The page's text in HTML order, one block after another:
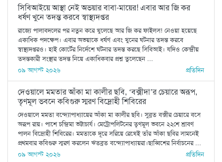
সিবিআইয়ে আস্থা নেই অভয়ার বাবা-মায়ের! এবার আর জি কর
ধর্ষণ খুনে তদন্ত করবে স্বাস্থ্যদপ্তর
রাজ্যে পালাবদলের পর নতুন করে খুলেছে আর জি কর ফাইলস! নেওয়া হয়েছে
একাধিক পদক্ষেপ। এবার অভয়াকে ধর্ষণ এবং খুনের ঘটনার তদন্ত করবে
স্বাস্থ্যদপ্তরও। হাই কোর্টের নির্দেশে ঘটনার তদন্ত করছে সিবিআই। যদিও কেন্দ্রীয়
তদন্তকারী সংস্থার তদন্ত নিয়ে একাধিকবার প্রশ্ন তুলেছেন ...
০৯ আগস্ট ২০২৬
প্রতিদিন
দেওয়ালে মমতার আঁকা মা কালীর ছবি, ‘বক্সীদা’র চেয়ারে অরূপ,
তৃণমূল ভবনে কবিগুরু স্মরণ বিদ্রোহী শিবিরের
দেওয়ালে মমতা বন্দ্যোপাধ্যায়ের আঁকা মা কালীর ছবি। সুব্রত বক্সীর চেয়ারে বসে
অরূপ রায়। পাশে চন্দ্রিমা ভট্টাচার্য। মেট্রোপলিটনের তৃণমূল ভবনে ২২শে শ্রাবণ
পালন বিদ্রোহী শিবিরের। মমতাকে দূরে সরিয়ে রেখেই তাঁর আঁকা ছবির সামনেই
প্রথমবার কবিগুরু স্মরণ করলেন ঋতব্রত বন্দ্যোপাধ্যায়রা।ছাব্বিশের নির্বাচনের ...
০৯ আগস্ট ২০২৬
প্রতিদিন